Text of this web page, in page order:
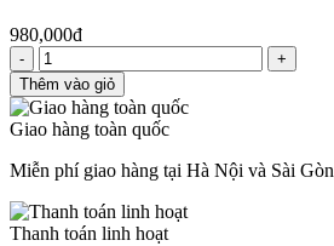
980,000đ
-
+
Thêm vào giỏ
Giao hàng toàn quốc
Miễn phí giao hàng tại Hà Nội và Sài Gòn
Thanh toán linh hoạt